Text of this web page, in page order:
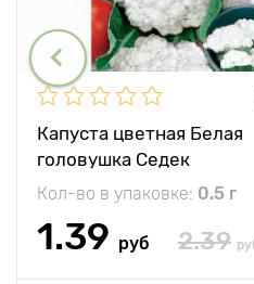
Капуста цветная Белая
головушка Седек
Кол-во в упаковке: 0.5 г
1.39 руб 2.39